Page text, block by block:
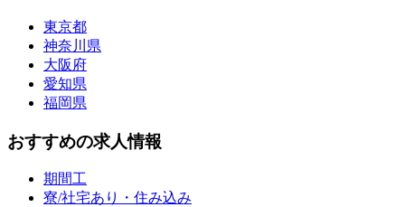
東京都
神奈川県
大阪府
愛知県
福岡県
おすすめの求人情報
期間工
寮/社宅あり・住み込み